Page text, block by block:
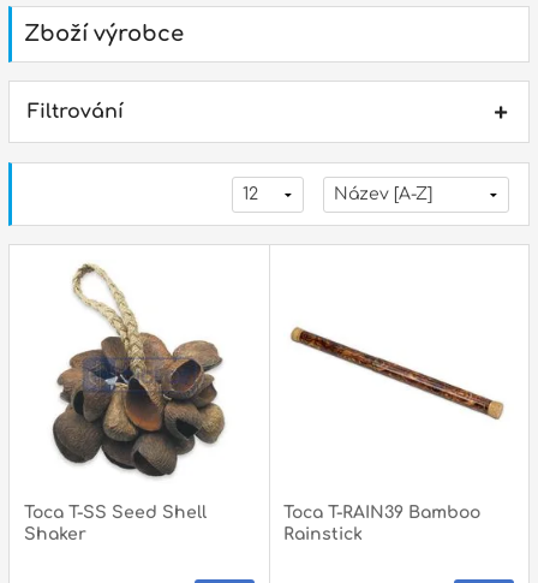
Ostatní
Naše prodejna
Adresa
Seifertova 69,
Praha 3 - 130 00 (mapa)
gsm.: +420 777 888 408
gsm.: +420 777 888 088
tel.: +420 222 782 732
Zboží výrobce
Filtrování
Toca T-SS Seed Shell
Shaker
Toca T-RAIN39 Bamboo
Rainstick